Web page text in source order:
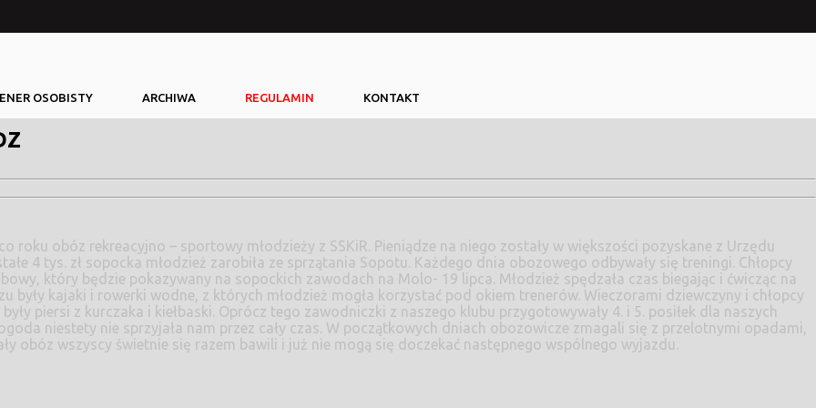
OSOBISTY ARCHIWA REGULAMIN KONTAKT
4 tys. zł sopocka młodzież zarobiła ze sprzątania Sopotu. Każdego dnia obozowego odbywały się treningi. Chłopcy
który będzie pokazywany na sopockich zawodach na Molo- 19 lipca. Młodzież spędzała czas biegając i ćwicząc na
były kajaki i rowerki wodne, z których młodzież mogła korzystać pod okiem trenerów. Wieczorami dziewczyny i chłopcy
piersi z kurczaka i kiełbaski. Oprócz tego zawodniczki z naszego klubu przygotowywały 4. i 5. posiłek dla naszych
niestety nie sprzyjała nam przez cały czas. W początkowych dniach obozowicze zmagali się z przelotnymi opadami,
obóz wszyscy świetnie się razem bawili i już nie mogą się doczekać następnego wspólnego wyjazdu.